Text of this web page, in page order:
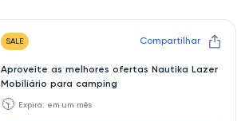
SALE Compartilhar
Aproveite as melhores ofertas Nautika Lazer
Mobiliário para camping
🕥 Expira: em um mês